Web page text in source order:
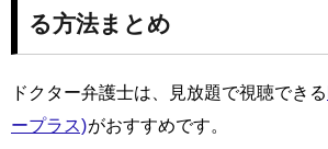
る方法まとめ
ドクター弁護士は、見放題で視聴できる
ープラス)がおすすめです。